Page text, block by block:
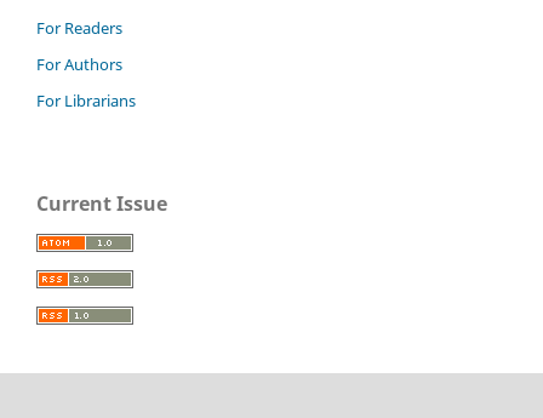
For Readers
For Authors
For Librarians
Current Issue